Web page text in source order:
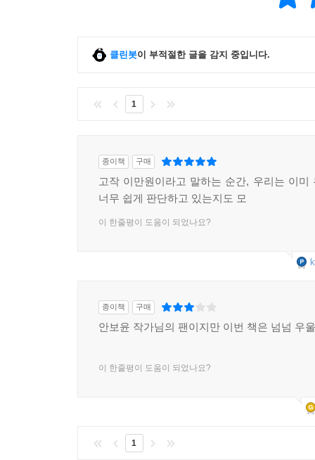
클린봇이 부적절한 글을 감지 중입니다.
1
종이책 구매
고작 이만원이라고 말하는 순간, 우리는 이미
너무 쉽게 판단하고 있는지도 모
이 한줄평이 도움이 되었나요?
종이책 구매
안보윤 작가님의 팬이지만 이번 책은 넘넘 우
이 한줄평이 도움이 되었나요?
1